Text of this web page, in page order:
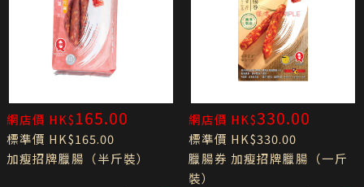
網店價 HK$165.00
標準價 HK$165.00
加瘦招牌臘腸（半斤裝）
網店價 HK$330.00
標準價 HK$330.00
臘腸券 加瘦招牌臘腸（一斤
裝）